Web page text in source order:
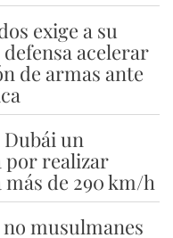
exige a su
acelerar
de armas ante
un
realizar
más de 290 km/h
musulmanes